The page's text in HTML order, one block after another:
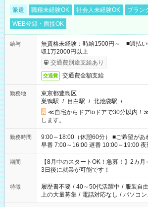
派遣 職種未経験OK 社会人未経験OK
ブラン
WEB登録・面接OK
給与
無資格未経験：時給1500円～ ■週払
収1万2000円以上
交通費別途支給あり
交通費 交通費全額支給
勤務地
東京都豊島区
巣鴨駅 / 目白駅 / 北池袋駅 / …
≪自宅からドアtoドアで30分以内！
します。
勤務時間
9:00～18:00（休憩60分） ■ご希望があれば下記シフトもOK！
早番 7:00～16:00 遅番 10:00～19:00 夜勤
と休みを合わせたい」 「余裕を持って
「できれば残業はしたくない」 など、
ね。 ※Wワーク希望の方へ 今ご覧のお仕事で希望する勤務時間
と、もう1つのお仕事の勤務時間。 合
合は応募できません。
期間
【8月中のスタートOK！急募！】2カ
3日後に就業が可能です！
特徴 履歴書不要 / 40～50代活躍中 / 服装自由
上の大量募集 / 電話対応なし / パソコ